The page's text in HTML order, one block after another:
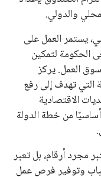
ساهمت مجموعة من
لهذه الاتحادات، فضلاً
بطولات دولية
داخل القارة
إلى إنفانتينو
وأثر ذلك على الجدول
الدوري الإسباني،
سياساته تضر بصناعة